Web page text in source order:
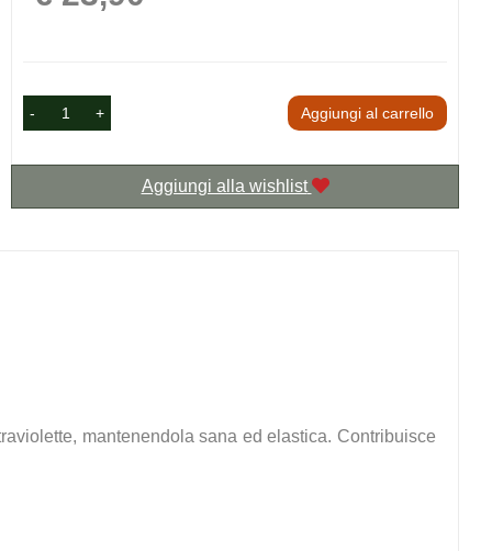
- + Aggiungi al carrello
Aggiungi alla wishlist
mantenendola sana ed elastica. Contribuisce